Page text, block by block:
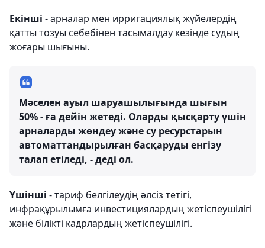
Екінші - арналар мен ирригациялық жүйелердің
қатты тозуы себебінен тасымалдау кезінде судың
жоғары шығыны.
Мәселен ауыл шаруашылығында шығын
50% - ға дейін жетеді. Оларды қысқарту үшін
арналарды жөндеу және су ресурстарын
автоматтандырылған басқаруды енгізу
талап етіледі, - деді ол.
Үшінші - тариф белгілеудің әлсіз тетігі,
инфрақұрылымға инвестициялардың жетіспеушілігі
және білікті кадрлардың жетіспеушілігі.